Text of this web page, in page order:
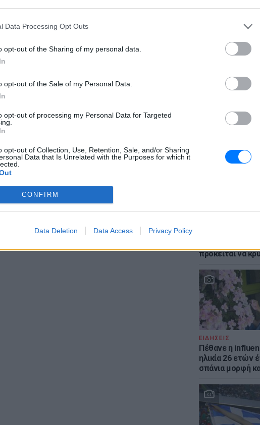
Data Processing Opt Outs
opt-out of the Sharing of my personal data.
opt-out of the Sale of my Personal Data.
opt-out of processing my Personal Data for Targeted
opt-out of Collection, Use, Retention, Sale, and/or Sharing
Data that Is Unrelated with the Purposes for which it
CONFIRM
Data Deletion Data Access Privacy Policy
Πουέρτο Ρίκο:
εν μέσω
Φωτιά στο
«ήρωες της
τους έσωσαν
ασχολούνται
πρόκειται να
ΕΙΔΗΣΕΙΣ
Πέθανε η
ηλικία 26 ετών
σπάνια μορφή
693-2471645
ΔΙΑΦΗΜΙΣΗ
στοGoogle Newsκαι μάθετε πρώτοιτα
νέα της ημέρας και ότι σου κάνει κλικ!
και στο Instagram
ΔΙΑΦΗΜΙΣΗ